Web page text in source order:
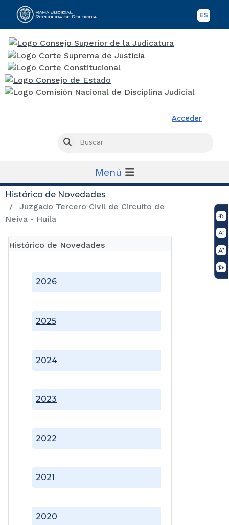
ES
Acceder
Buscar
Menú
Histórico de Novedades
Juzgado Tercero Civil de Circuito de
Neiva - Huila
Histórico de Novedades
2020
2021
2022
2023
2024
2025
2026